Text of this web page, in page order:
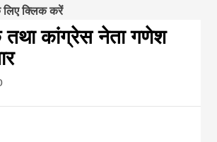
of
brings
क्लिक करें
तथा कांग्रेस नेता गणेश